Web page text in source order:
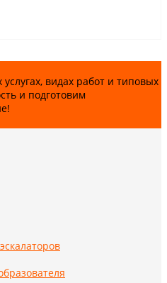
видах работ и типовых
и подготовим